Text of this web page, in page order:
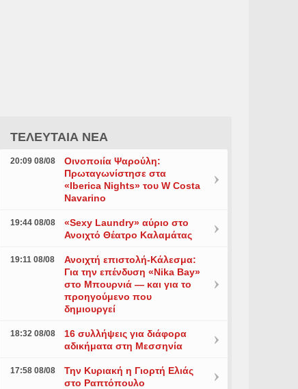
ΤΕΛΕΥΤΑΙΑ ΝΕΑ
20:09 08/08
Οινοποιία Ψαρούλη:
Πρωταγωνίστησε στα
«Iberica Nights» του W Costa
Navarino
19:44 08/08
«Sexy Laundry» αύριο στο
Ανοιχτό Θέατρο Καλαμάτας
19:11 08/08
Ανοιχτή επιστολή-Κάλεσμα:
Για την επένδυση «Nika Bay»
στο Μπουρνιά — και για το
προηγούμενο που
δημιουργεί
18:32 08/08
16 συλλήψεις για διάφορα
αδικήματα στη Μεσσηνία
17:58 08/08
Την Κυριακή η Γιορτή Ελιάς
στο Ραπτόπουλο